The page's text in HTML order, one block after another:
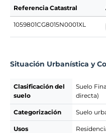
Referencia Catastral
1059801CG8015N0001XL
Situación Urbanística y
Clasificación del
suelo
Suelo
directa)
Categorización Suelo
Usos